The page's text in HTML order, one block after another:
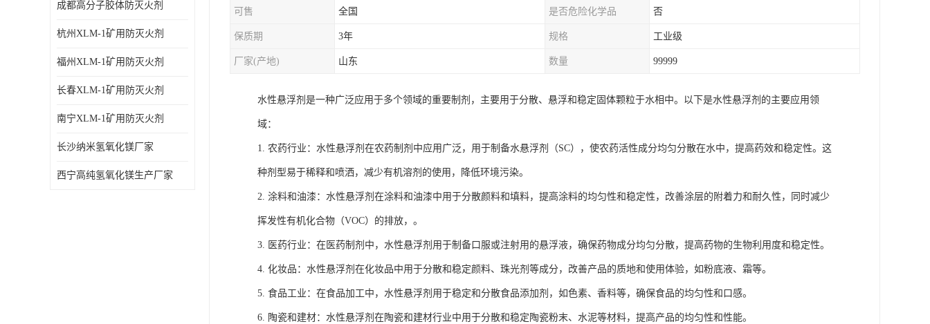
成都高分子胶体防灭火剂
杭州XLM-1矿用防灭火剂
福州XLM-1矿用防灭火剂
长春XLM-1矿用防灭火剂
南宁XLM-1矿用防灭火剂
长沙纳米氢氧化镁厂家
西宁高纯氢氧化镁生产厂家
可售 全国 是否危险化学品 否
保质期 3年 规格 工业级
厂家(产地) 山东 数量 99999
水性悬浮剂是一种广泛应用于多个领域的重要制剂，主要用于分散、悬浮和稳定固体颗粒于水相中。以下是水性悬浮剂的主要应用领
域：
1. 农药行业：水性悬浮剂在农药制剂中应用广泛，用于制备水悬浮剂（SC），使农药活性成分均匀分散在水中，提高药效和稳定性。这
种剂型易于稀释和喷洒，减少有机溶剂的使用，降低环境污染。
2. 涂料和油漆：水性悬浮剂在涂料和油漆中用于分散颜料和填料，提高涂料的均匀性和稳定性，改善涂层的附着力和耐久性，同时减少
挥发性有机化合物（VOC）的排放，。
3. 医药行业：在医药制剂中，水性悬浮剂用于制备口服或注射用的悬浮液，确保药物成分均匀分散，提高药物的生物利用度和稳定性。
4. 化妆品：水性悬浮剂在化妆品中用于分散和稳定颜料、珠光剂等成分，改善产品的质地和使用体验，如粉底液、霜等。
5. 食品工业：在食品加工中，水性悬浮剂用于稳定和分散食品添加剂，如色素、香料等，确保食品的均匀性和口感。
6. 陶瓷和建材：水性悬浮剂在陶瓷和建材行业中用于分散和稳定陶瓷粉末、水泥等材料，提高产品的均匀性和性能。